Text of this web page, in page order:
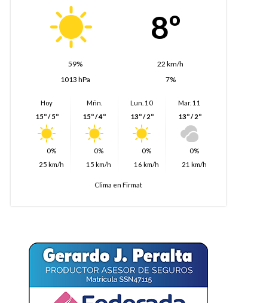
8º
59%
22 km/h
1013 hPa
7%
Hoy
15º / 5º
0%
25 km/h
Mñn.
15º / 4º
0%
15 km/h
Lun. 10
13º / 2º
0%
16 km/h
Mar. 11
13º / 2º
0%
21 km/h
Clima en Firmat